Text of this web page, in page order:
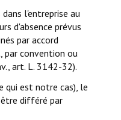
l'entreprise au
d'absence prévus
par accord
par convention ou
art. L. 3142-32).
qui est notre cas), le
différé par